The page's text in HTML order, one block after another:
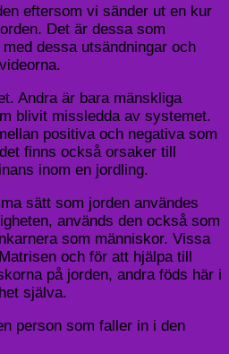
eftersom vi sänder ut en kur
Det är dessa som
dessa utsändningar och
Andra är bara mänskliga
blivit missledda av systemet.
positiva och negativa som
finns också orsaker till
inom en jordling.
sätt som jorden användes
används den också som
som människor. Vissa
och för att hjälpa till
på jorden, andra föds här i
själva.
person som faller in i den